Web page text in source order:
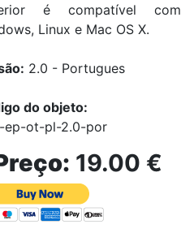
é compatível com
Linux e Mac OS X.
2.0 - Portugues
do objeto:
ep-ot-pl-2.0-por
: 19.00 €